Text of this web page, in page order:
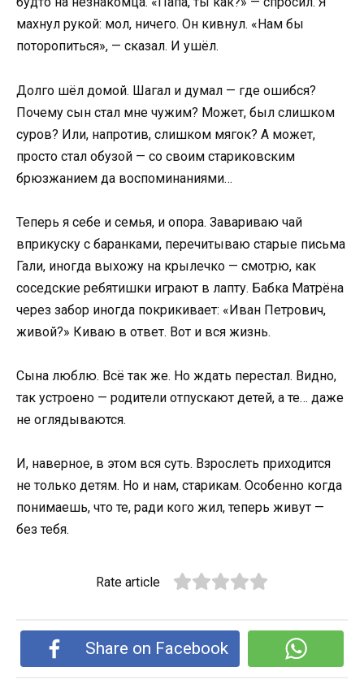
махнул рукой: мол, ничего. Он кивнул. «Нам бы
поторопиться», — сказал. И ушёл.
Долго шёл домой. Шагал и думал — где ошибся?
Почему сын стал мне чужим? Может, был слишком
суров? Или, напротив, слишком мягок? А может,
просто стал обузой — со своим стариковским
брюзжанием да воспоминаниями…
Теперь я себе и семья, и опора. Завариваю чай
вприкуску с баранками, перечитываю старые письма
Гали, иногда выхожу на крылечко — смотрю, как
соседские ребятишки играют в лапту. Бабка Матрёна
через забор иногда покрикивает: «Иван Петрович,
живой?» Киваю в ответ. Вот и вся жизнь.
Сына люблю. Всё так же. Но ждать перестал. Видно,
так устроено — родители отпускают детей, а те… даже
не оглядываются.
И, наверное, в этом вся суть. Взрослеть приходится
не только детям. Но и нам, старикам. Особенно когда
понимаешь, что те, ради кого жил, теперь живут —
без тебя.
Rate article
Share on Facebook